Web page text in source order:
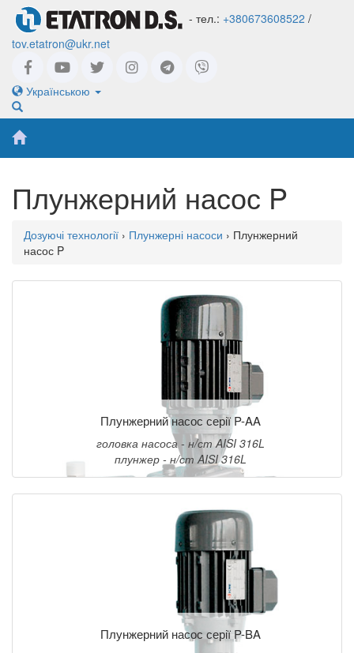
- тел.: +380673608522 /
tov.etatron@ukr.net
Українською
Плунжерний насос P
Дозуючі технології › Плунжерні насоси › Плунжерний
насос P
Плунжерний насос серії P-AA
головка насоса - н/ст AISI 316L
плунжер - н/ст AISI 316L
Плунжерний насос серії P-BA